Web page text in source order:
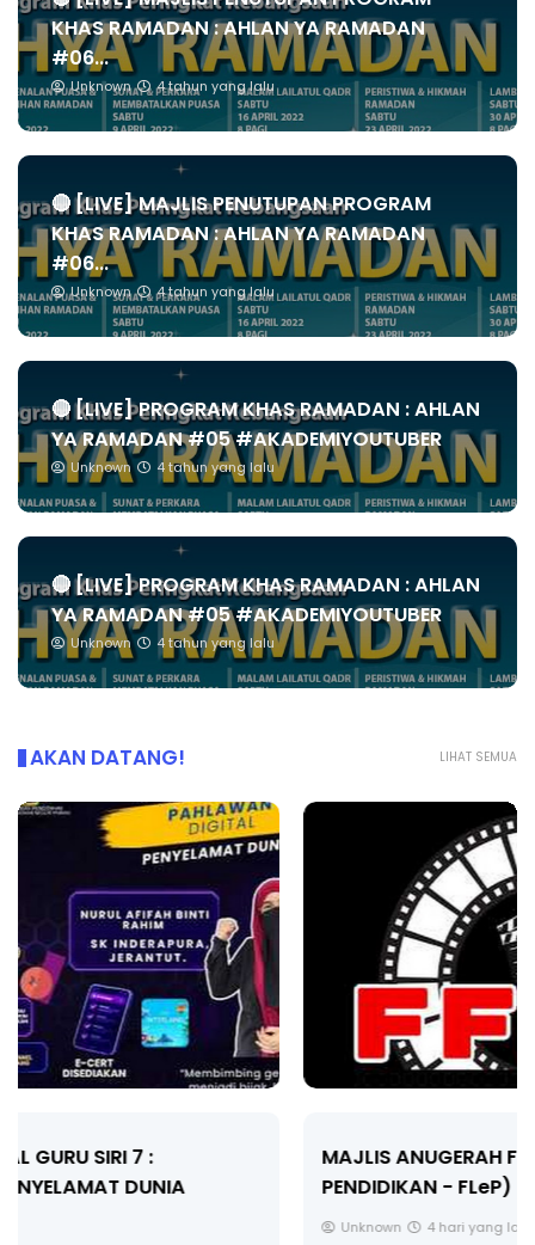
KHAS RAMADAN : AHLAN YA RAMADAN
#06...
Unknown 4 tahun yang lalu
🔴 [LIVE] MAJLIS PENUTUPAN PROGRAM
KHAS RAMADAN : AHLAN YA RAMADAN
#06...
Unknown 4 tahun yang lalu
🔴 [LIVE] PROGRAM KHAS RAMADAN : AHLAN
YA RAMADAN #05 #AKADEMIYOUTUBER
Unknown 4 tahun yang lalu
🔴 [LIVE] PROGRAM KHAS RAMADAN : AHLAN
YA RAMADAN #05 #AKADEMIYOUTUBER
Unknown 4 tahun yang lalu
LIHAT SEMUA
AKAN DATANG!
MAJLIS ANUGERAH FFK (FESTIVAL LENSA
PENDIDIKAN - FLeP) 2026